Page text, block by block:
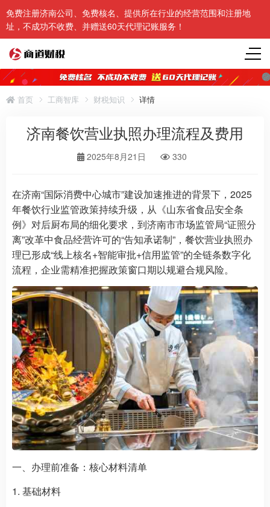
免费注册济南公司、免费核名、提供所在行业的经营范围和注册地
址，不成功不收费、并赠送60天代理记账服务！
首页 工商智库 财税知识 详情
济南餐饮营业执照办理流程及费用
2025年8月21日 330
在济南“国际消费中心城市”建设加速推进的背景下，2025
年餐饮行业监管政策持续升级，从《山东省食品安全条
例》对后厨布局的细化要求，到济南市市场监管局“证照分
离”改革中食品经营许可的“告知承诺制”，餐饮营业执照办
理已形成“线上核名+智能审批+信用监管”的全链条数字化
流程，企业需精准把握政策窗口期以规避合规风险。
一、办理前准备：核心材料清单
1. 基础材料